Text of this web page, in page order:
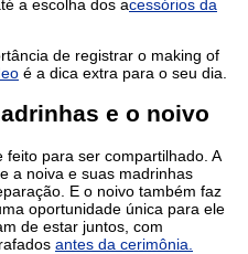
a escolha dos acessórios da
de registrar o making of
é a dica extra para o seu dia.
e o noivo
para ser compartilhado. A
a noiva e suas madrinhas
E o noivo também faz
oportunidade única para ele
de estar juntos, com
antes da cerimônia.